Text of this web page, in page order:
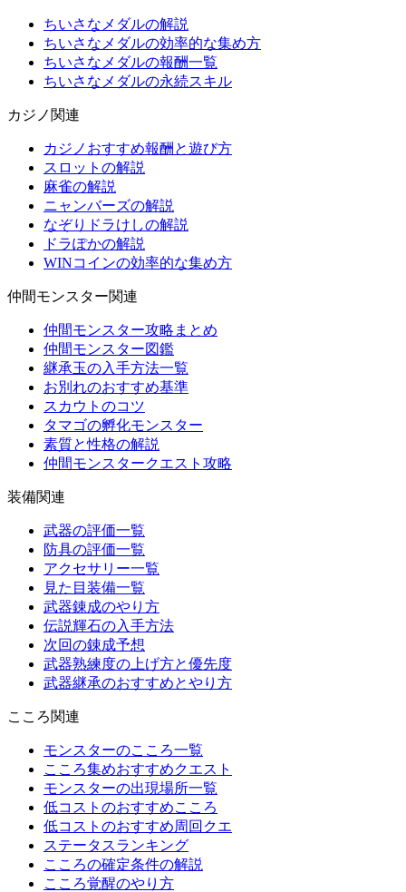
ちいさなメダルの解説
ちいさなメダルの効率的な集め方
ちいさなメダルの報酬一覧
ちいさなメダルの永続スキル
カジノ関連
カジノおすすめ報酬と遊び方
スロットの解説
麻雀の解説
ニャンバーズの解説
なぞりドラけしの解説
ドラぽかの解説
WINコインの効率的な集め方
仲間モンスター関連
仲間モンスター攻略まとめ
仲間モンスター図鑑
継承玉の入手方法一覧
お別れのおすすめ基準
スカウトのコツ
タマゴの孵化モンスター
素質と性格の解説
仲間モンスタークエスト攻略
装備関連
武器の評価一覧
防具の評価一覧
アクセサリー一覧
見た目装備一覧
武器錬成のやり方
伝説輝石の入手方法
次回の錬成予想
武器熟練度の上げ方と優先度
武器継承のおすすめとやり方
こころ関連
モンスターのこころ一覧
こころ集めおすすめクエスト
モンスターの出現場所一覧
低コストのおすすめこころ
低コストのおすすめ周回クエ
ステータスランキング
こころの確定条件の解説
こころ覚醒のやり方